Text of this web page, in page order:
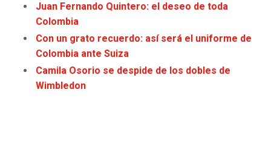
GIANTS
EAGLES
COMMANDERS
LAKERS
SUNS
KINGS
Juan Fernando Quintero: el deseo de toda
Colombia
Con un grato recuerdo: así será el uniforme de
Colombia ante Suiza
Camila Osorio se despide de los dobles de
Wimbledon